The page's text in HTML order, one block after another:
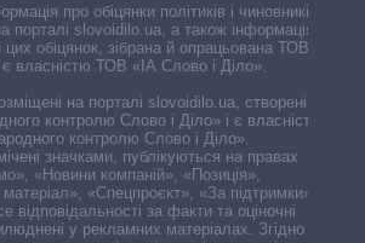
про обіцянки політиків і чиновників,
порталі slovoidilo.ua, а також інформація про
обіцянок, зібрана й опрацьована ТОВ «ІА
є власністю ТОВ «ІА Слово і Діло».
на порталі slovoidilo.ua, створені ГО
контролю Слово і Діло» і є власністю
контролю Слово і Діло».
значками, публікуються на правах
«Новини компаній», «Позиція»,
«Спецпроєкт», «За підтримки».
відповідальності за факти та оціночні
у рекламних матеріалах. Згідно з